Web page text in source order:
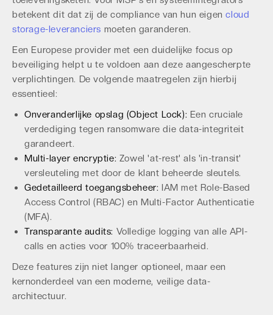
betekent dit dat zij de compliance van hun eigencloud
storage-leveranciers moeten garanderen.
Een Europese provider met een duidelijke focus op
beveiliging helpt u te voldoen aan deze aangescherpte
verplichtingen. De volgende maatregelen zijn hierbij
essentieel:
Onveranderlijke opslag (Object Lock): Een cruciale
verdediging tegen ransomware die data-integriteit
garandeert.
Multi-layer encryptie: Zowel 'at-rest' als 'in-transit'
versleuteling met door de klant beheerde sleutels.
Gedetailleerd toegangsbeheer: IAM met Role-Based
Access Control (RBAC) en Multi-Factor Authenticatie
(MFA).
Transparante audits: Volledige logging van alle API-
calls en acties voor 100% traceerbaarheid.
Deze features zijn niet langer optioneel, maar een
kernonderdeel van een moderne, veilige data-
architectuur.